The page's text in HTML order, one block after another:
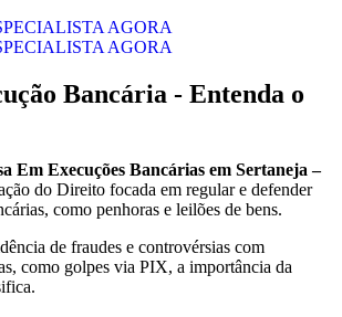
AGORA
AGORA
Bancária - Entenda o
Em Execuções Bancárias em Sertaneja –
do Direito focada em regular e defender
como penhoras e leilões de bens.
de fraudes e controvérsias com
como golpes via PIX, a importância da